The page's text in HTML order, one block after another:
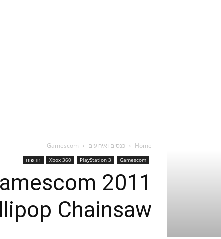
Home כנסים ואירועים Gamescom
Gamescom
PlayStation 3
Xbox 360 חדשות
Chainsaw